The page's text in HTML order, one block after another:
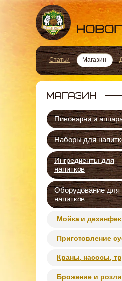
Статьи Магазин
Пивоварни и
Наборы для
Ингредиенты для
напитков
Оборудование для
напитков
Мойка и
Приготовление
Краны, насосы,
Брожение и